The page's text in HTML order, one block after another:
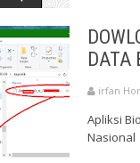
DATA
irfan
Apliksi
Nasional